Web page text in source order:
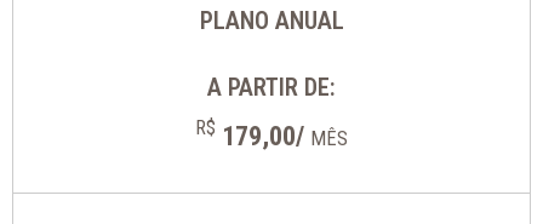
PLANO ANUAL
A PARTIR DE:
R$ 179,00/ MÊS